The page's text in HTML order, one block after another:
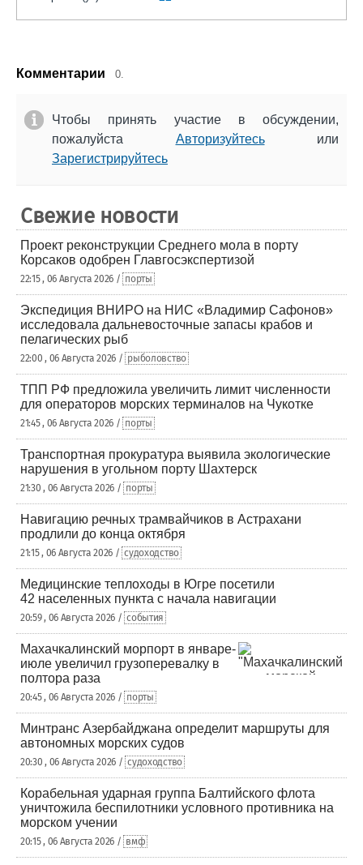
Комментарии 0.
Чтобы принять участие в обсуждении,
пожалуйста Авторизуйтесьили
Зарегистрируйтесь
Свежие новости
Проект реконструкции Среднего мола в порту
Корсаков одобрен Главгосэкспертизой
22:15 , 06 Августа 2026 / порты
Экспедиция ВНИРО на НИС «Владимир Сафонов»
исследовала дальневосточные запасы крабов и
пелагических рыб
22:00 , 06 Августа 2026 / рыболовство
ТПП РФ предложила увеличить лимит численности
для операторов морских терминалов на Чукотке
21:45 , 06 Августа 2026 / порты
Транспортная прокуратура выявила экологические
нарушения в угольном порту Шахтерск
21:30 , 06 Августа 2026 / порты
Навигацию речных трамвайчиков в Астрахани
продлили до конца октября
21:15 , 06 Августа 2026 / судоходство
Медицинские теплоходы в Югре посетили
42 населенных пункта с начала навигации
20:59 , 06 Августа 2026 / события
Махачкалинский морпорт в январе-
июле увеличил грузоперевалку в
полтора раза
20:45 , 06 Августа 2026 / порты
Минтранс Азербайджана определит маршруты для
автономных морских судов
20:30 , 06 Августа 2026 / судоходство
Корабельная ударная группа Балтийского флота
уничтожила беспилотники условного противника на
морском учении
20:15 , 06 Августа 2026 / вмф